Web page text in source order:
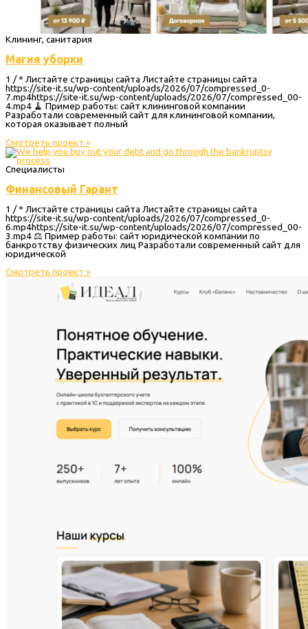
Клининг, санитария
Магия уборки
1 / * Листайте страницы сайта Листайте страницы сайта
https://site-it.su/wp-content/uploads/2026/07/compressed_0-
7.mp4https://site-it.su/wp-content/uploads/2026/07/compressed_00-
4.mp4 🧹 Пример работы: сайт клининговой компании
Разработали современный сайт для клининговой компании,
которая оказывает полный
Смотреть проект »
Специалисты
Финансовый Гарант
1 / * Листайте страницы сайта Листайте страницы сайта
https://site-it.su/wp-content/uploads/2026/07/compressed_0-
6.mp4https://site-it.su/wp-content/uploads/2026/07/compressed_00-
3.mp4 ⚖️ Пример работы: сайт юридической компании по
банкротству физических лиц Разработали современный сайт для
юридической
Смотреть проект »